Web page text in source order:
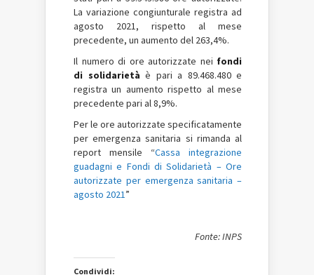
La variazione congiunturale registra ad
agosto 2021, rispetto al mese
precedente, un aumento del 263,4%.
Il numero di ore autorizzate nei fondi
di solidarietà è pari a 89.468.480 e
registra un aumento rispetto al mese
precedente pari al 8,9%.
Per le ore autorizzate specificatamente
per emergenza sanitaria si rimanda al
report mensile “Cassa integrazione
guadagni e Fondi di Solidarietà – Ore
autorizzate per emergenza sanitaria –
agosto 2021”
Fonte: INPS
Condividi: